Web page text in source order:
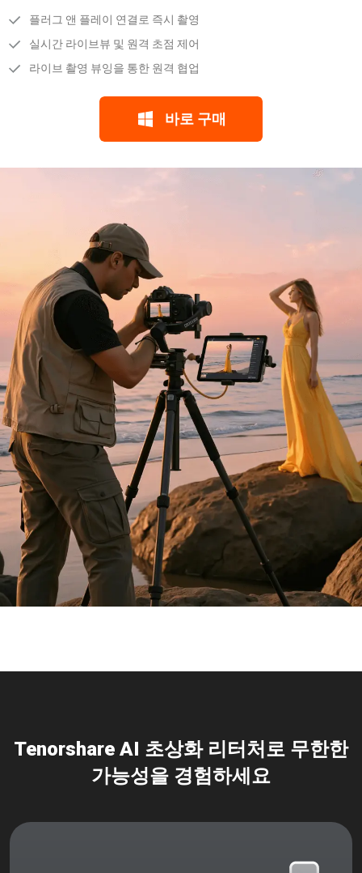
플러그 앤 플레이 연결로 즉시 촬영
실시간 라이브뷰 및 원격 초점 제어
라이브 촬영 뷰잉을 통한 원격 협업
바로 구매
Tenorshare AI 초상화 리터처로 무한한
가능성을 경험하세요